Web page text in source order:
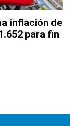
inflación de
para fin